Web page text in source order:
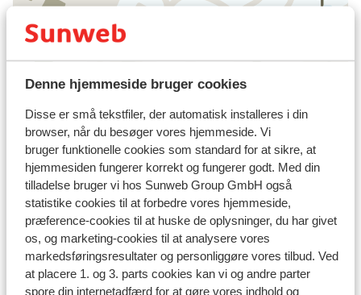
Denne hjemmeside bruger cookies
Disse er små tekstfiler, der automatisk installeres i din
browser, når du besøger vores hjemmeside. Vi
bruger funktionelle cookies som standard for at sikre, at
hjemmesiden fungerer korrekt og fungerer godt. Med din
tilladelse bruger vi hos Sunweb Group GmbH også
statistike cookies til at forbedre vores hjemmeside,
præference-cookies til at huske de oplysninger, du har givet
os, og marketing-cookies til at analysere vores
markedsføringsresultater og personliggøre vores tilbud. Ved
at placere 1. og 3. parts cookies kan vi og andre parter
spore din internetadfærd for at gøre vores indhold og
I området
I centrum
Afstand til skipiste ca. 500 meter
Skibus lige fra hotellet ( skibus gratis mod
forevisning af liftkort)
Afstand til skilift ca. 500 meter
Afstand til nærmeste butikker ca. 30 meter
Afstand til nærmeste kiosk ca. 30 meter